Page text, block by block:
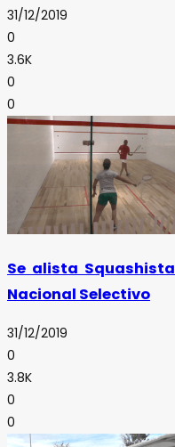
31/12/2019
0
3.6K
0
0
Se alista
Nacional Selectivo
31/12/2019
0
3.8K
0
0